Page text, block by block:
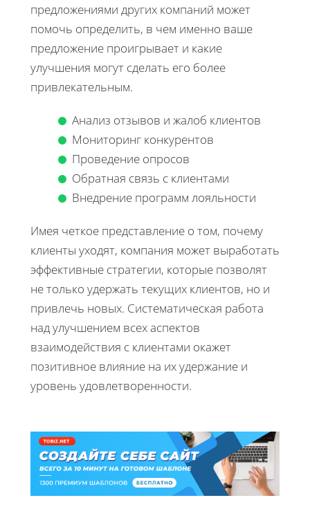
предложениями других компаний может
помочь определить, в чем именно ваше
предложение проигрывает и какие
улучшения могут сделать его более
привлекательным.
Анализ отзывов и жалоб клиентов
Мониторинг конкурентов
Проведение опросов
Обратная связь с клиентами
Внедрение программ лояльности
Имея четкое представление о том, почему
клиенты уходят, компания может выработать
эффективные стратегии, которые позволят
не только удержать текущих клиентов, но и
привлечь новых. Систематическая работа
над улучшением всех аспектов
взаимодействия с клиентами окажет
позитивное влияние на их удержание и
уровень удовлетворенности.